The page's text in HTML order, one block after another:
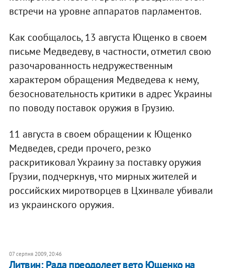
встречи на уровне аппаратов парламентов.
Как сообщалось, 13 августа Ющенко в своем
письме Медведеву, в частности, отметил свою
разочарованность недружественным
характером обращения Медведева к нему,
безосновательность критики в адрес Украины
по поводу поставок оружия в Грузию.
11 августа в своем обращении к Ющенко
Медведев, среди прочего, резко
раскритиковал Украину за поставку оружия
Грузии, подчеркнув, что мирных жителей и
российских миротворцев в Цхинвале убивали
из украинского оружия.
07 серпня 2009, 20:46
Литвин: Рада преодолеет вето Ющенко на